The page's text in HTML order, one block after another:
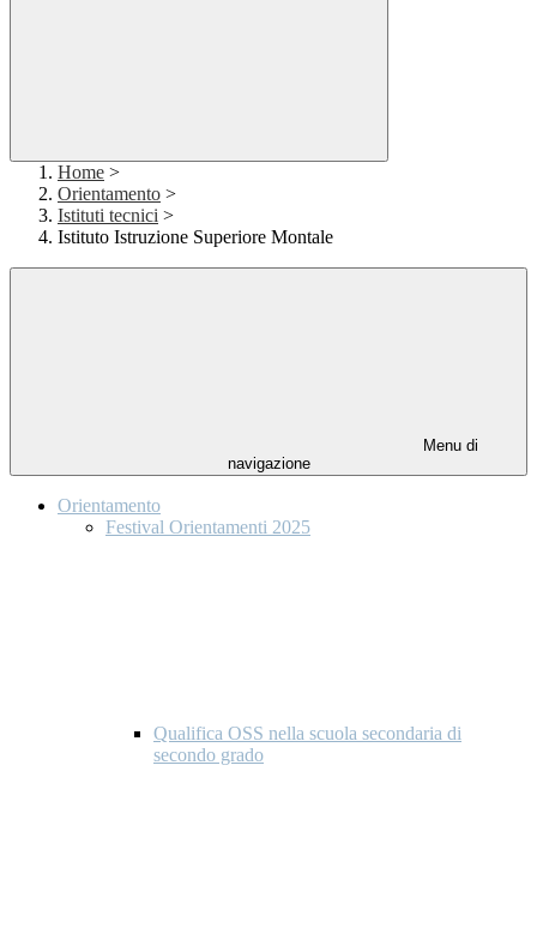
Home >
Orientamento >
Istituti tecnici >
Istituto Istruzione Superiore Montale
Menu di
navigazione
Orientamento
Festival Orientamenti 2025
Qualifica OSS nella scuola secondaria di
secondo grado